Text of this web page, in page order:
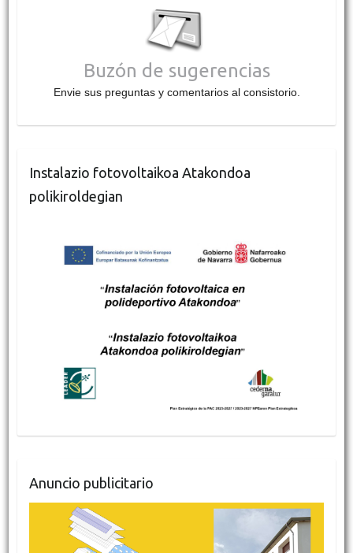
Buzón de sugerencias
Envie sus preguntas y comentarios al consistorio.
Instalazio fotovoltaikoa Atakondoa
polikiroldegian
Anuncio publicitario